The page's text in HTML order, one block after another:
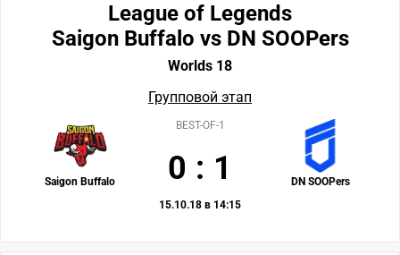
League of Legends
Saigon Buffalo vs DN SOOPers
Worlds 18
Групповой этап
Saigon Buffalo DN SOOPers
BEST-OF-1
0 : 1
15.10.18 в 14:15